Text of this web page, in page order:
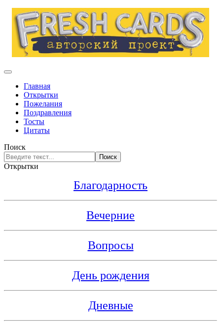
Главная
Открытки
Пожелания
Поздравления
Тосты
Цитаты
Поиск
Поиск
Открытки
Благодарность
Вечерние
Вопросы
День рождения
Дневные